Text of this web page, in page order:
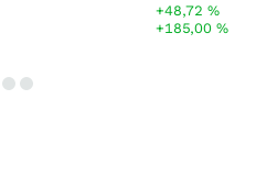
+48,72%
+185,00 %